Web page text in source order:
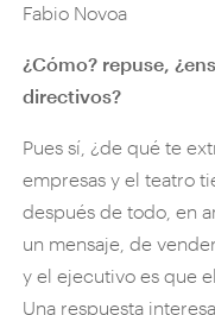
Fabio Novoa
¿Cómo? repuse,
directivos?
Pues sí, ¿de qué te
empresas y el teatro
después de todo, en
un mensaje, de
y el ejecutivo es que
Una respuesta